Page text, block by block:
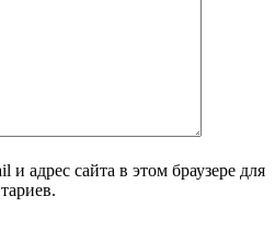
адрес сайта в этом браузере для